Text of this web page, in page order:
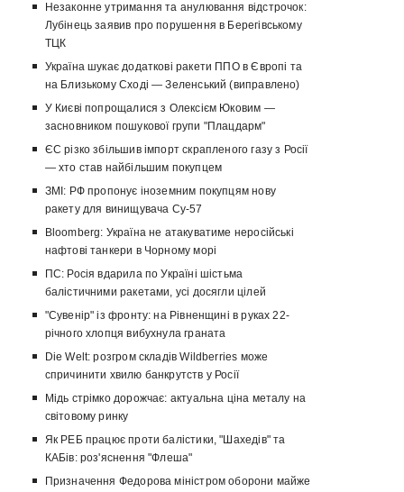
Незаконне утримання та анулювання відстрочок:
Лубінець заявив про порушення в Берегівському
ТЦК
Україна шукає додаткові ракети ППО в Європі та
на Близькому Сході — Зеленський (виправлено)
У Києві попрощалися з Олексієм Юковим —
засновником пошукової групи "Плацдарм"
ЄС різко збільшив імпорт скрапленого газу з Росії
— хто став найбільшим покупцем
ЗМІ: РФ пропонує іноземним покупцям нову
ракету для винищувача Су-57
Bloomberg: Україна не атакуватиме неросійські
нафтові танкери в Чорному морі
ПС: Росія вдарила по Україні шістьма
балістичними ракетами, усі досягли цілей
"Сувенір" із фронту: на Рівненщині в руках 22-
річного хлопця вибухнула граната
Die Welt: розгром складів Wildberries може
спричинити хвилю банкрутств у Росії
Мідь стрімко дорожчає: актуальна ціна металу на
світовому ринку
Як РЕБ працює проти балістики, "Шахедів" та
КАБів: роз'яснення "Флеша"
Призначення Федорова міністром оборони майже